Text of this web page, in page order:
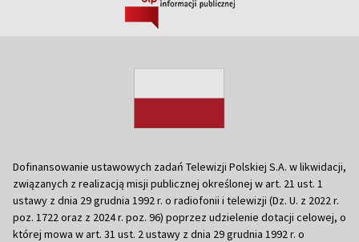
Dofinansowanie ustawowych zadań Telewizji Polskiej S.A. w likwidacji,
związanych z realizacją misji publicznej określonej w art. 21 ust. 1
ustawy z dnia 29 grudnia 1992 r. o radiofonii i telewizji (Dz. U. z 2022 r.
poz. 1722 oraz z 2024 r. poz. 96) poprzez udzielenie dotacji celowej, o
której mowa w art. 31 ust. 2 ustawy z dnia 29 grudnia 1992 r. o